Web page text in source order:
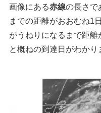
画像にある赤線の長さで
までの距離がおおむね1
がうねりになるまで距
と概ねの到達日がわかり